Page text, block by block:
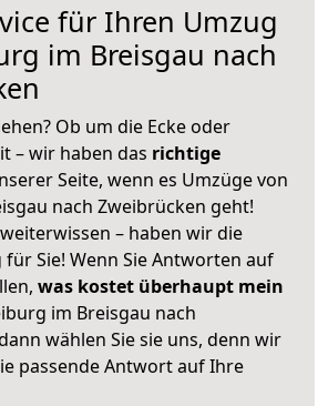
für Ihren Umzug
im Breisgau nach
Ob um die Ecke oder
– wir haben das richtige
Seite, wenn es Umzüge von
nach Zweibrücken geht!
– haben wir die
Sie! Wenn Sie Antworten auf
was kostet überhaupt mein
im Breisgau nach
wählen Sie sie uns, denn wir
passende Antwort auf Ihre